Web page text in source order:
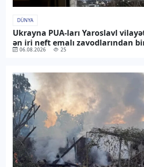
DÜNYA
Ukrayna PUA-ları Yaroslavl
ən iri neft emalı zavodlarından
06.08.2026 25